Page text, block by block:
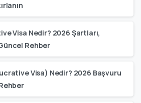
Visa Nedir? 2026 Şartları,
Rehber
Visa) Nedir? 2026 Başvuru